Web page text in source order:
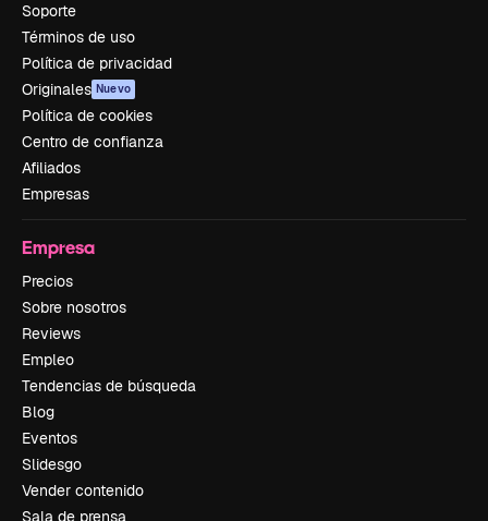
Soporte
Términos de uso
Política de privacidad
Originales Nuevo
Política de cookies
Centro de confianza
Afiliados
Empresas
Empresa
Precios
Sobre nosotros
Reviews
Empleo
Tendencias de búsqueda
Blog
Eventos
Slidesgo
Vender contenido
Sala de prensa